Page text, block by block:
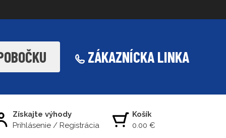
ZÁKAZNÍCKA LINKA
Získajte výhody
Prihlásenie/ Registrácia
Košík
0.00 €